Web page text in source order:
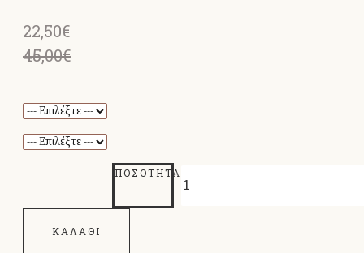
22,50€
45,00€
ΠΟΣΌΤΗΤΑ
ΚΑΛΆΘΙ